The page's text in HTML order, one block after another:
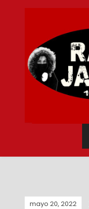
mayo 20, 2022